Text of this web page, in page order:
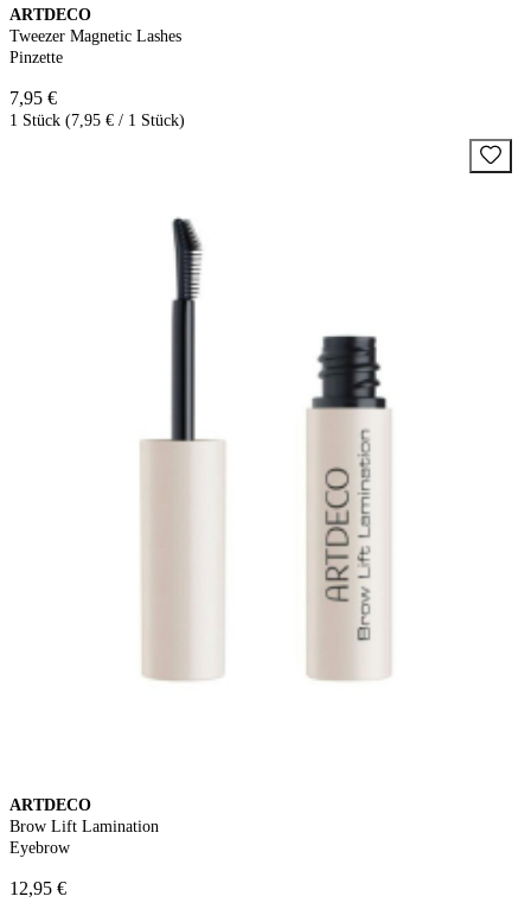
ARTDECO
Tweezer Magnetic Lashes
Pinzette
7,95 €
1 Stück (7,95 € / 1 Stück)
ARTDECO
Brow Lift Lamination
Eyebrow
12,95 €